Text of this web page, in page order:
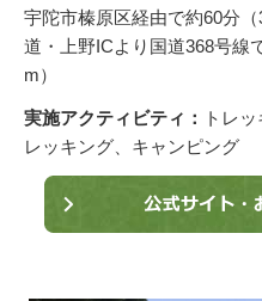
宇陀市榛原区経由で約60分
道・上野ICより国道368号線
m）
実施アクティビティ：
トレ
レッキング、キャンピング